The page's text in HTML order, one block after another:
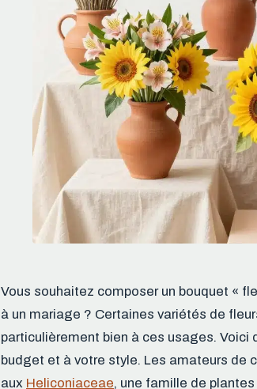
Vous souhaitez composer un bouquet «
à un mariage ? Certaines variétés de
particulièrement bien à ces usages.
budget et à votre style. Les amateurs de
aux Heliconiaceae, une famille de